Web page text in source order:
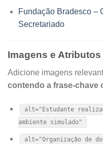
Fundação Bradesco –
Secretariado
Imagens e
Adicione imagens
contendo a frase-chave
alt="Estudante
ambiente simulado"
alt="Organização de